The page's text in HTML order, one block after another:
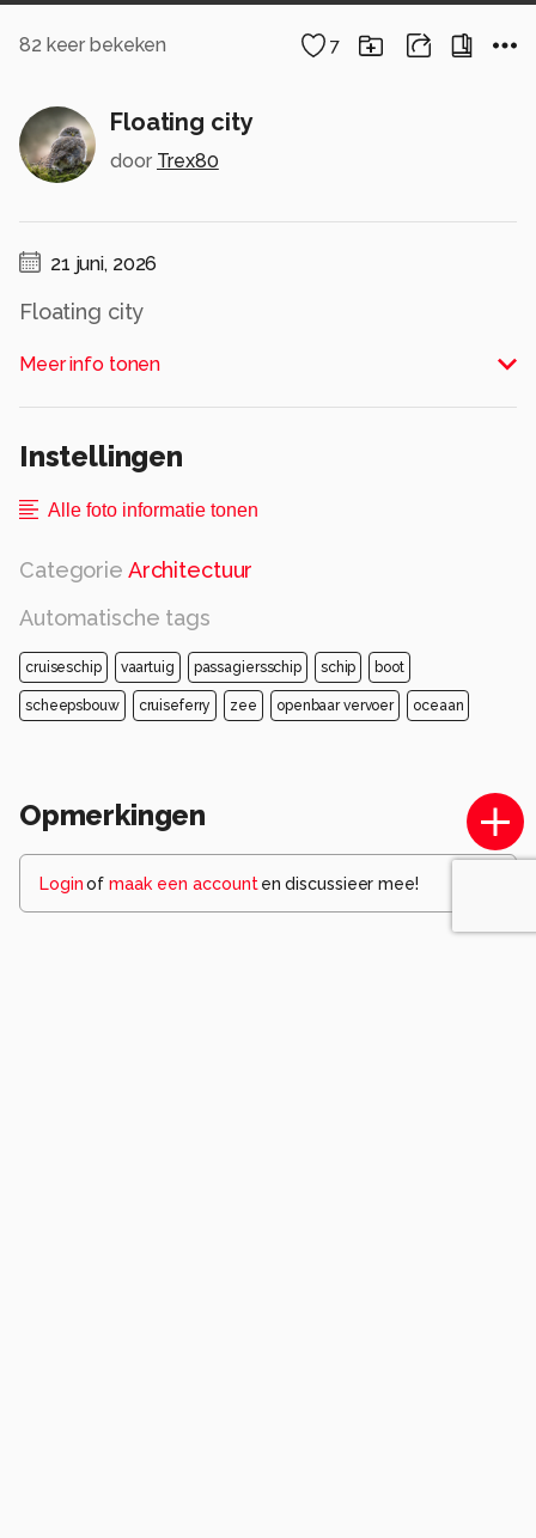
82 keer bekeken 7
Floating city
door Trex80
21 juni, 2026
Floating city
Alle rechten voorbehouden
Meer info tonen
Instellingen
Alle foto informatie tonen
Categorie Architectuur
Automatische tags
cruiseschip vaartuig passagiersschip schip boot
scheepsbouw cruiseferry zee openbaar vervoer oceaan
Opmerkingen
Loginof maak een account en discussieer mee!